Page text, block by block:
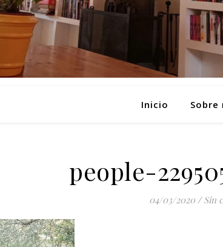
Inicio Sobre
people-
04/03/2020 / Sin